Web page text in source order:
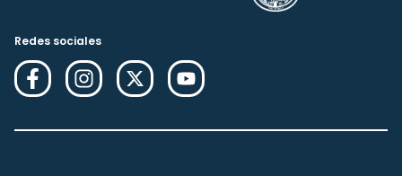
Redes sociales